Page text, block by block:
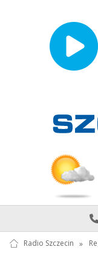
Radio Szczecin »